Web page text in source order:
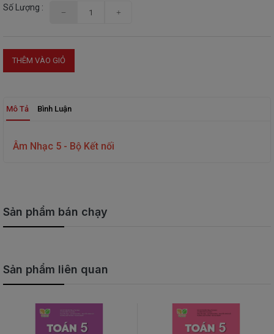
Số Lượng :
THÊM VÀO GIỎ
Mô Tả Bình Luận
Âm Nhạc 5 - Bộ Kết nối
Sản phẩm bán chạy
Sản phẩm liên quan